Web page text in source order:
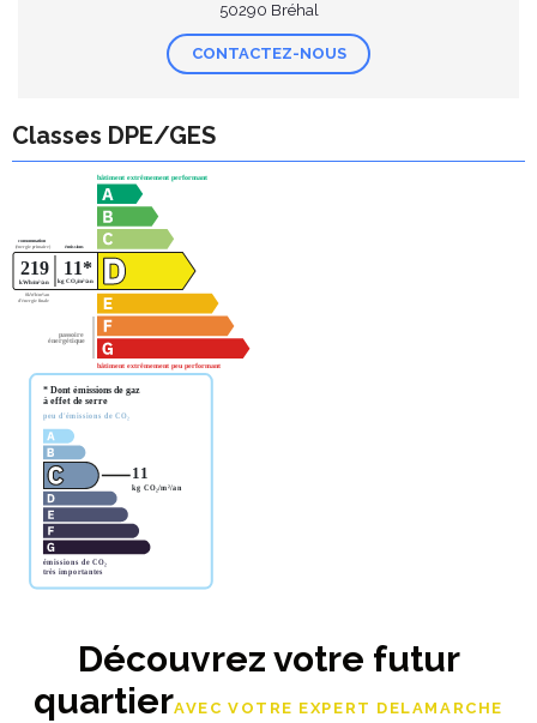
50290 Bréhal
CONTACTEZ-NOUS
Classes DPE/GES
Découvrez votre futur
quartierAVEC VOTRE EXPERT DELAMARCHE